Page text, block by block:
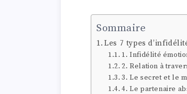
Sommaire
Les 7 types
1. Infidélité
2. Relation à
3. Le secret et le
4. Le partenaire